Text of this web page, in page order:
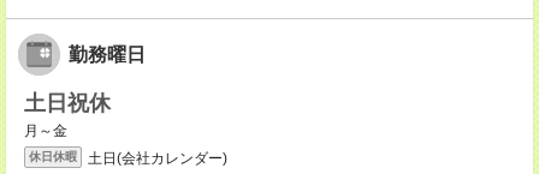
勤務曜日
土日祝休
月～金
休日休暇 土日(会社カレンダー)